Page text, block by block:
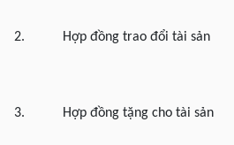
2. Hợp đồng trao đổi tài sản
3. Hợp đồng tặng cho tài sản